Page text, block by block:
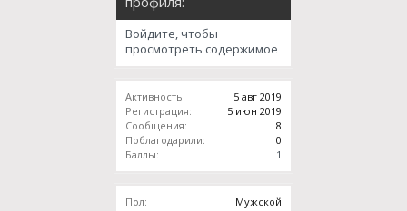
Войдите, чтобы
просмотреть содержимое
Активность:
5 авг 2019
Регистрация:
5 июн 2019
Сообщения:
8
Поблагодарили:
0
Баллы:
1
Пол:
Мужской